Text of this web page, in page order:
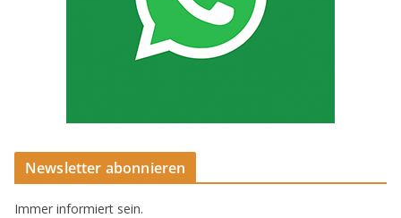
Newsletter abonnieren
Immer informiert sein.